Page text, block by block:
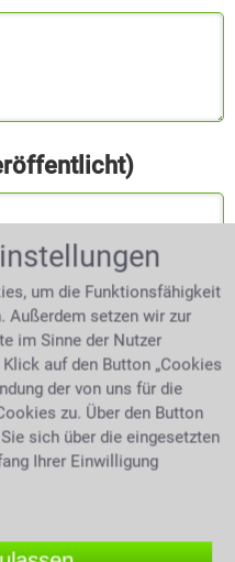
nicht
um die Funktionsfähigkeit
Außerdem setzen wir zur
im Sinne der Nutzer
auf den Button „Cookies
der von uns für die
zu. Über den Button
sich über die eingesetzten
Ihrer Einwilligung